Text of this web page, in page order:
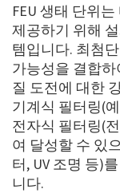
FEU 생태 단위
제공하기 위해
템입니다. 최첨
가능성을 결합
질 도전에 대한
기계식 필터링(
전자식 필터링(
여 달성할 수 있
터, UV 조명 등)
니다.